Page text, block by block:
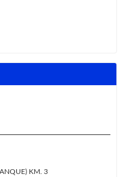
KM. 3